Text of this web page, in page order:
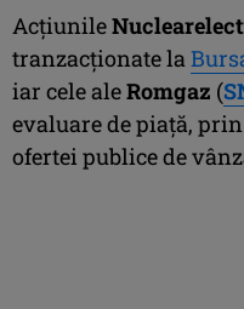
Acţiunile
tranzacţionate la
iar cele aleRomgaz (
evaluare de piaţă,
ofertei publice de